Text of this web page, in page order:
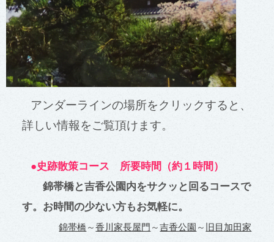
アンダーラインの場所をクリックすると、
詳しい情報をご覧頂けます。
●史跡散策コース 所要時間（約１時間）
錦帯橋と吉香公園内をサクッと回るコースで
す。お時間の少ない方もお気軽に。
錦帯橋～香川家長屋門 ～吉香公園 ～ 旧目加田家